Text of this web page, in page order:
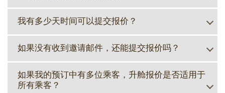
我有多少天时间可以提交报价？
如果没有收到邀请邮件，还能提交报价吗？
如果我的预订中有多位乘客，升舱报价是否适用于
所有乘客？